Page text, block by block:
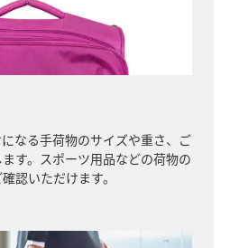
なる手荷物のサイズや重さ、ご
す。スポーツ用品などの荷物の
認いただけます。